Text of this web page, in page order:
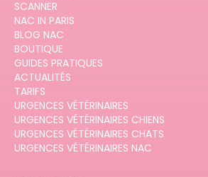
SCANNER
NAC IN PARIS
BLOG NAC
BOUTIQUE
GUIDES PRATIQUES
ACTUALITÉS
TARIFS
URGENCES VÉTÉRINAIRES
URGENCES VÉTÉRINAIRES CHIENS
URGENCES VÉTÉRINAIRES CHATS
URGENCES VÉTÉRINAIRES NAC